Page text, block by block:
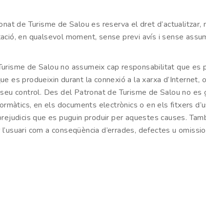
de Turisme de Salou es reserva el dret d’actualitzar,
en qualsevol moment, sense previ avís i sense
de Salou no assumeix cap responsabilitat que
es produeixin durant la connexió a la xarxa d’Internet,
control. Des del Patronat de Turisme de Salou no es
en els documents electrònics o en els fitxers
que es puguin produir per aquestes causes.
com a conseqüència d’errades, defectes u